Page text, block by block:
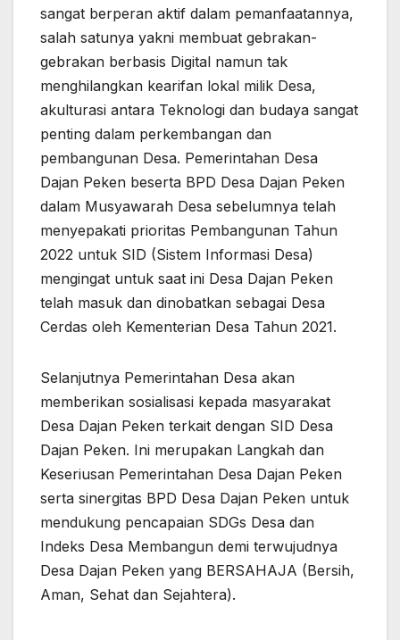
sangat berperan aktif dalam pemanfaatannya,
salah satunya yakni membuat gebrakan-
gebrakan berbasis Digital namun tak
menghilangkan kearifan lokal milik Desa,
akulturasi antara Teknologi dan budaya sangat
penting dalam perkembangan dan
pembangunan Desa. Pemerintahan Desa
Dajan Peken beserta BPD Desa Dajan Peken
dalam Musyawarah Desa sebelumnya telah
menyepakati prioritas Pembangunan Tahun
2022 untuk SID (Sistem Informasi Desa)
mengingat untuk saat ini Desa Dajan Peken
telah masuk dan dinobatkan sebagai Desa
Cerdas oleh Kementerian Desa Tahun 2021.
Selanjutnya Pemerintahan Desa akan
memberikan sosialisasi kepada masyarakat
Desa Dajan Peken terkait dengan SID Desa
Dajan Peken. Ini merupakan Langkah dan
Keseriusan Pemerintahan Desa Dajan Peken
serta sinergitas BPD Desa Dajan Peken untuk
mendukung pencapaian SDGs Desa dan
Indeks Desa Membangun demi terwujudnya
Desa Dajan Peken yang BERSAHAJA (Bersih,
Aman, Sehat dan Sejahtera).